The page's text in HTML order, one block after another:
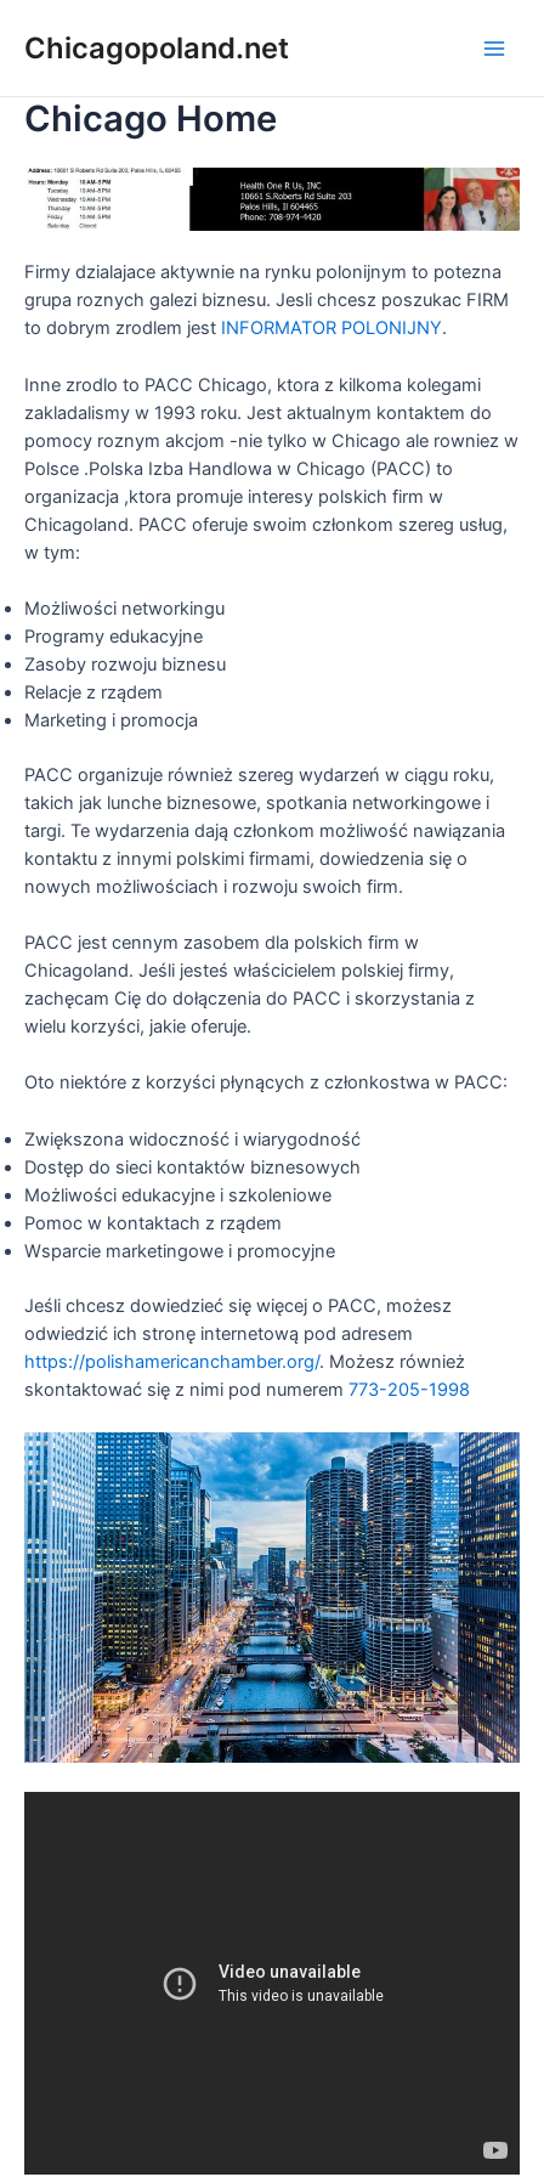
Chicagopoland.net
Chicago Home
Firmy dzialajace aktywnie na rynku polonijnym to potezna
grupa roznych galezi biznesu. Jesli chcesz poszukac FIRM
to dobrym zrodlem jest INFORMATOR POLONIJNY.
Inne zrodlo to PACC Chicago, ktora z kilkoma kolegami
zakladalismy w 1993 roku. Jest aktualnym kontaktem do
pomocy roznym akcjom -nie tylko w Chicago ale rowniez w
Polsce .Polska Izba Handlowa w Chicago (PACC) to
organizacja ,ktora promuje interesy polskich firm w
Chicagoland. PACC oferuje swoim członkom szereg usług,
w tym:
Możliwości networkingu
Programy edukacyjne
Zasoby rozwoju biznesu
Relacje z rządem
Marketing i promocja
PACC organizuje również szereg wydarzeń w ciągu roku,
takich jak lunche biznesowe, spotkania networkingowe i
targi. Te wydarzenia dają członkom możliwość nawiązania
kontaktu z innymi polskimi firmami, dowiedzenia się o
nowych możliwościach i rozwoju swoich firm.
PACC jest cennym zasobem dla polskich firm w
Chicagoland. Jeśli jesteś właścicielem polskiej firmy,
zachęcam Cię do dołączenia do PACC i skorzystania z
wielu korzyści, jakie oferuje.
Oto niektóre z korzyści płynących z członkostwa w PACC:
Zwiększona widoczność i wiarygodność
Dostęp do sieci kontaktów biznesowych
Możliwości edukacyjne i szkoleniowe
Pomoc w kontaktach z rządem
Wsparcie marketingowe i promocyjne
Jeśli chcesz dowiedzieć się więcej o PACC, możesz
odwiedzić ich stronę internetową pod adresem
https://polishamericanchamber.org/. Możesz również
skontaktować się z nimi pod numerem 773-205-1998